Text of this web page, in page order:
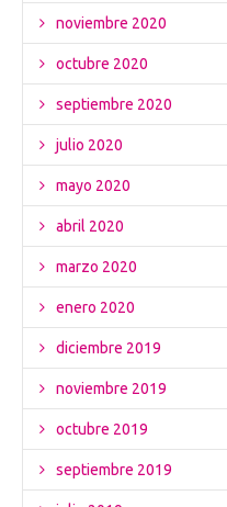
noviembre 2020
octubre 2020
septiembre 2020
julio 2020
mayo 2020
abril 2020
marzo 2020
enero 2020
diciembre 2019
noviembre 2019
octubre 2019
septiembre 2019